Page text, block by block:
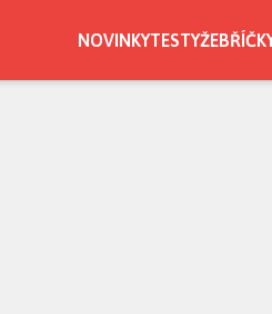
NOVINKYTESTY